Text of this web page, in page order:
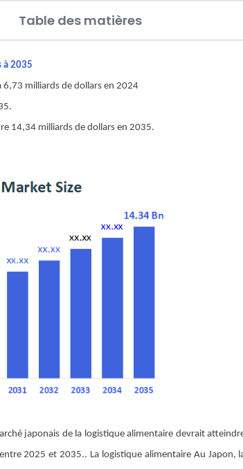
Table des matières
à 2035
6,73 milliards de dollars en 2024
14,34 milliards de dollars en 2035.
japonais de la logistique alimentaire devrait
2025 et 2035.. La logistique alimentaire Au Japon,